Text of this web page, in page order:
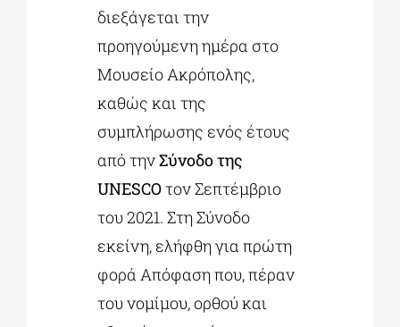
διεξάγεται την
προηγούμενη ημέρα στο
Μουσείο Ακρόπολης,
καθώς και της
συμπλήρωσης ενός έτους
από τηνΣύνοδο της
UNESCOτον Σεπτέμβριο
του 2021. Στη Σύνοδο
εκείνη, ελήφθη για πρώτη
φορά Απόφαση που, πέραν
του νομίμου, ορθού και